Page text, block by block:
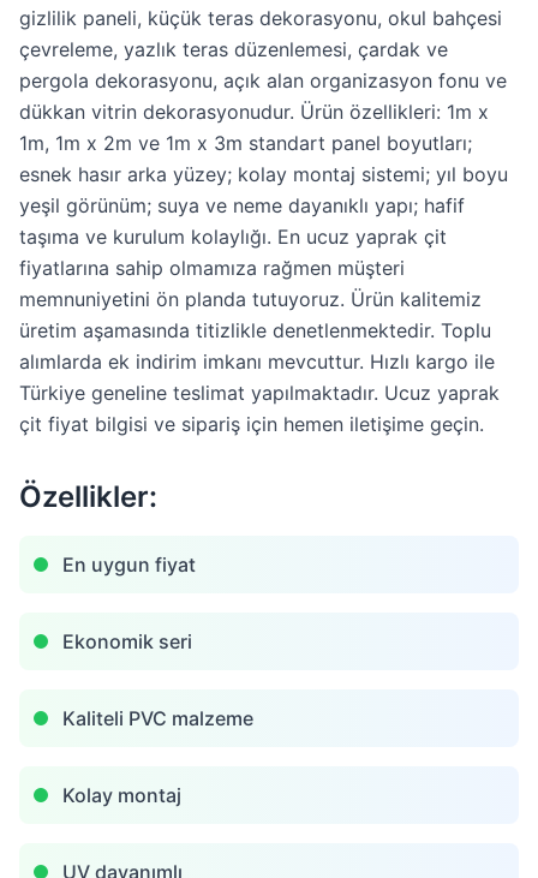
gizlilik paneli, küçük teras dekorasyonu, okul bahçesi
çevreleme, yazlık teras düzenlemesi, çardak ve
pergola dekorasyonu, açık alan organizasyon fonu ve
dükkan vitrin dekorasyonudur. Ürün özellikleri: 1m x
1m, 1m x 2m ve 1m x 3m standart panel boyutları;
esnek hasır arka yüzey; kolay montaj sistemi; yıl boyu
yeşil görünüm; suya ve neme dayanıklı yapı; hafif
taşıma ve kurulum kolaylığı. En ucuz yaprak çit
fiyatlarına sahip olmamıza rağmen müşteri
memnuniyetini ön planda tutuyoruz. Ürün kalitemiz
üretim aşamasında titizlikle denetlenmektedir. Toplu
alımlarda ek indirim imkanı mevcuttur. Hızlı kargo ile
Türkiye geneline teslimat yapılmaktadır. Ucuz yaprak
çit fiyat bilgisi ve sipariş için hemen iletişime geçin.
Özellikler:
En uygun fiyat
Ekonomik seri
Kaliteli PVC malzeme
Kolay montaj
UV dayanımlı